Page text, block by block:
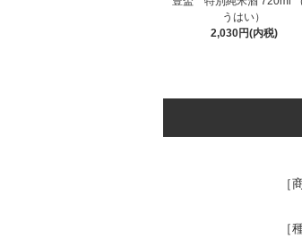
うはい）
2,030円(内税)
［